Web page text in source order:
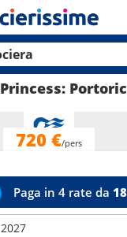
720 €/pers
Paga in 4 rate da